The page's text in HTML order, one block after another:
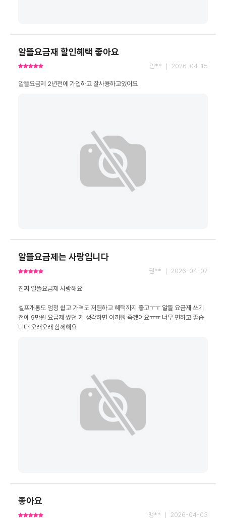
알뜰요금재 할인혜택 좋아요
안** ｜ 2026-04-15
알뜰요금제 2년전에 가입하고 잘사용하고있어요
알뜰요금제는 사랑입니다
권** ｜ 2026-04-07
셀프개통도 엄청 쉽고 가격도 저렴하고 혜택까지 좋고ㅜㅜ 알뜰 요금제 쓰기
전에 9만원 요금제 썼던 거 생각하면 아까워 죽겠어요ㅠㅠ 너무 편하고 좋습
니다 오래오래 함께해요
좋아요
맹** ｜ 2026-04-03